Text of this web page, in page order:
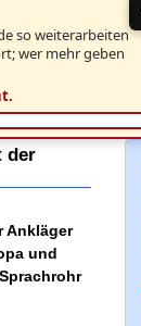
so weiterarbeiten
wer mehr geben
der
Ankläger
und